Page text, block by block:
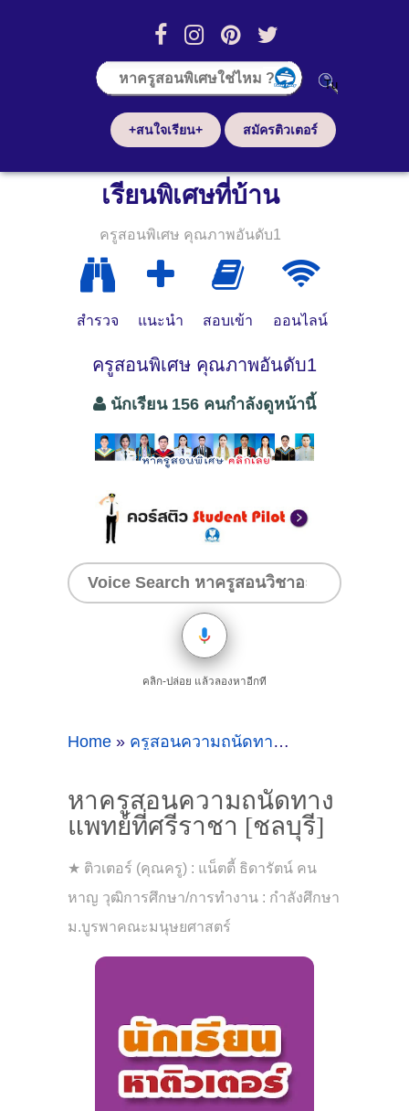
+สนใจเรียน+ สมัครติวเตอร์
เรียนพิเศษที่บ้าน
ครูสอนพิเศษ คุณภาพอันดับ1
สำรวจ แนะนำ สอบเข้า ออนไลน์
ครูสอนพิเศษ คุณภาพอันดับ1
นักเรียน 156 คนกำลังดูหน้านี้
คลิก-ปล่อย แล้วลองหาอีกที
Home » ครูสอนความถนัดทางแพทย์ศรีราชา
หาครูสอนความถนัดทาง
แพทย์ที่ศรีราชา [ชลบุรี]
★ ติวเตอร์ (คุณครู) : แน็ตตี้ ธิดารัตน์ คน
หาญ วุฒิการศึกษา/การทำงาน : กำลังศึกษา
ม.บูรพาคณะมนุษยศาสตร์